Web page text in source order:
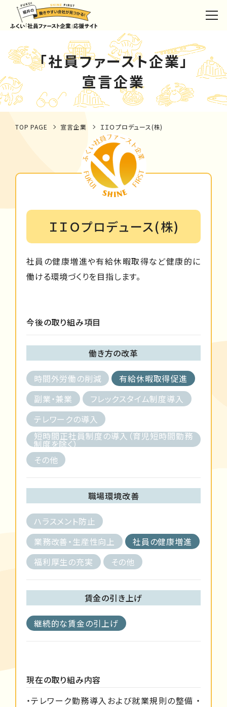
「社員ファースト企業」
宣言企業
TOP PAGE 宣言企業 ＩＩＯプロデュース(株)
ＩＩＯプロデュース(株)
社員の健康増進や有給休暇取得など健康的に
働ける環境づくりを目指します。
今後の取り組み項目
働き方の改革
時間外労働の削減
有給休暇取得促進
副業・兼業
フレックスタイム制度導入
テレワークの導入
短時間正社員制度の導入（育児短時間勤務
制度を除く）
その他
職場環境改善
ハラスメント防止
業務改善・生産性向上
社員の健康増進
福利厚生の充実
その他
賃金の引き上げ
継続的な賃金の引上げ
現在の取り組み内容
・テレワーク勤務導入および就業規則の整備 ・